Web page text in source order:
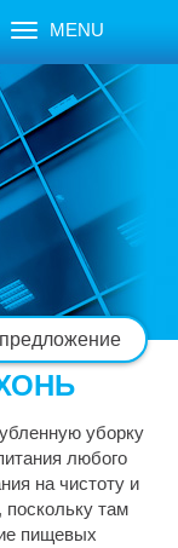
MENU
уборку
любого
на чистоту и
там
пищевых